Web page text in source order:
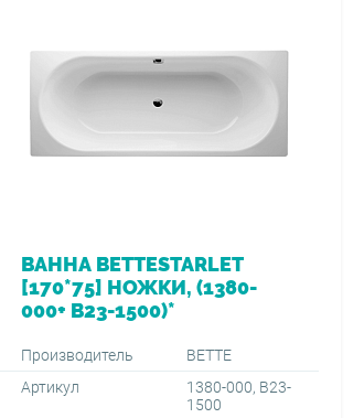
ВАННА BETTESTARLET
[170*75] НОЖКИ, (1380-
000+ B23-1500)*
Производитель
BETTE
Артикул
1380-000, B23-
1500